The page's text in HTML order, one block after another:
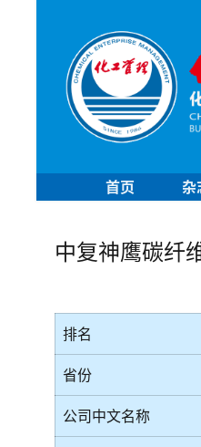
首页 杂
中复神鹰碳纤
排名
省份
公司中文名称